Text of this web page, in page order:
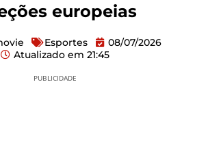
europeias
Esportes
08/07/2026
Atualizado em 21:45
PUBLICIDADE